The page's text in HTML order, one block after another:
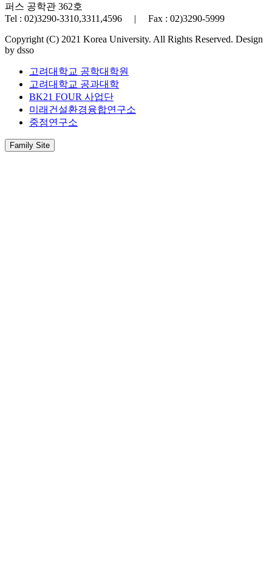
퍼스 공학관 362호
Tel : 02)3290-3310,3311,4596 | Fax : 02)3290-5999
Copyright (C) 2021 Korea University. All Rights Reserved. Design
by dsso
고려대학교 공학대학원
고려대학교 공과대학
BK21 FOUR 사업단
미래건설환경융합연구소
중점연구소
Family Site